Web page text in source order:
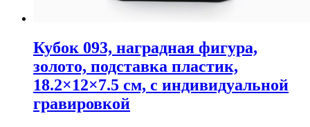
Кубок 093, наградная фигура,
золото, подставка пластик,
18.2×12×7.5 см, с индивидуальной
гравировкой